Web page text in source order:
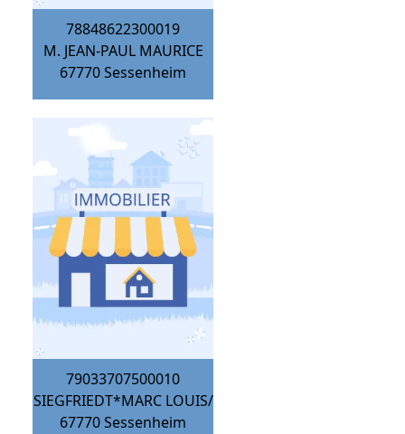
78848622300019
M. JEAN-PAUL MAURICE
67770Sessenheim
79033707500010
SIEGFRIEDT*MARC LOUIS/
67770Sessenheim